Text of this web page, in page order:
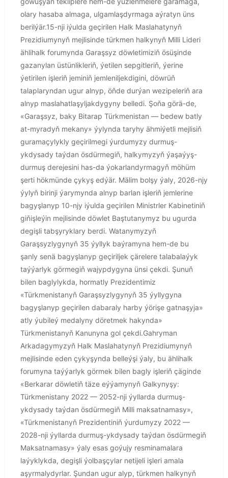
olary hasaba almaga, ulgamlaşdyrmaga aýratyn üns
berilýär.15-nji iýulda geçirilen Halk Maslahatynyň
Prezidiumynyň mejlisinde türkmen halkynyň Milli Lideri
ählihalk forumynda Garaşsyz döwletimiziň ösüşinde
gazanylan üstünlikleriň, ýetilen sepgitleriň, ýerine
ýetirilen işleriň jeminiň jemleniljekdigini, döwrüň
talaplaryndan ugur alnyp, öňde durýan wezipeleriň ara
alnyp maslahatlaşyljakdygyny belledi. Şoňa görä-de,
«Garaşsyz, baky Bitarap Türkmenistan — bedew batly
at-myradyň mekany» ýylynda taryhy ähmiýetli mejlisiň
guramaçylykly geçirilmegi ýurdumyzy durmuş-
ykdysady taýdan ösdürmegiň, halkymyzyň ýaşaýyş-
durmuş derejesini has-da ýokarlandyrmagyň möhüm
şerti hökmünde çykyş edýär. Mälim bolşy ýaly, 2026-njy
ýylyň birinji ýarymynda alnyp barlan işleriň jemlerine
bagyşlanyp 10-njy iýulda geçirilen Ministrler Kabinetiniň
giňişleýin mejlisinde döwlet Baştutanymyz bu ugurda
degişli tabşyryklary berdi. Watanymyzyň
Garaşsyzlygynyň 35 ýyllyk baýramyna hem-de bu
şanly senä bagyşlanyp geçiriljek çärelere talabalaýyk
taýýarlyk görmegiň wajypdygyna ünsi çekdi. Şunuň
bilen baglylykda, hormatly Prezidentimiz
«Türkmenistanyň Garaşsyzlygynyň 35 ýyllygyna
bagyşlanyp geçirilen dabaraly harby ýörişe gatnaşyja»
atly ýubileý medalyny döretmek hakynda»
Türkmenistanyň Kanunyna gol çekdi.Gahryman
Arkadagymyzyň Halk Maslahatynyň Prezidiumynyň
mejlisinde eden çykyşynda belleýşi ýaly, bu ählihalk
forumyna taýýarlyk görmek bilen bagly işleriň çäginde
«Berkarar döwletiň täze eýýamynyň Galkynyşy:
Türkmenistany 2022 — 2052-nji ýyllarda durmuş-
ykdysady taýdan ösdürmegiň Milli maksatnamasy»,
«Türkmenistanyň Prezidentiniň ýurdumyzy 2022 —
2028-nji ýyllarda durmuş-ykdysady taýdan ösdürmegiň
Maksatnamasy» ýaly esas goýujy resminamalara
laýyklykda, degişli ýolbaşçylar netijeli işleri amala
aşyrmalydyrlar. Şundan ugur alyp, türkmen halkynyň